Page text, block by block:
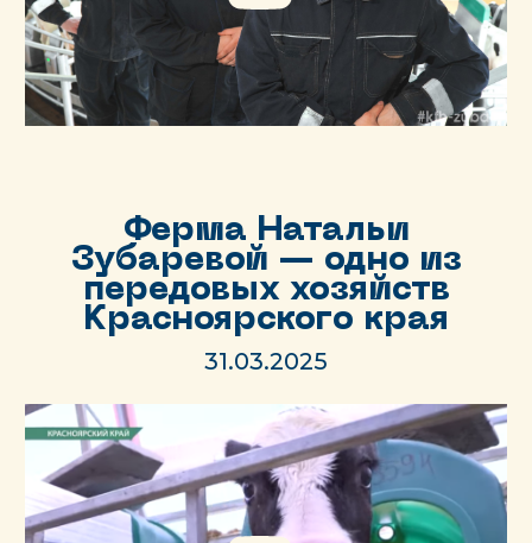
Ферма Натальи
Зубаревой — одно из
передовых хозяйств
Красноярского края
31.03.2025